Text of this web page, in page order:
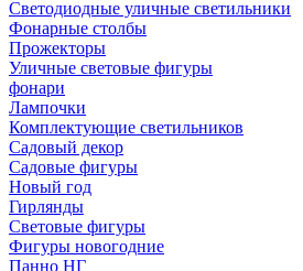
Светодиодные уличные светильники
Фонарные столбы
Прожекторы
Уличные световые фигуры
фонари
Лампочки
Комплектующие светильников
Садовый декор
Садовые фигуры
Новый год
Гирлянды
Световые фигуры
Фигуры новогодние
Панно НГ